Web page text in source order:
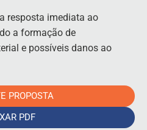
resposta imediata ao
a formação de
e possíveis danos ao
PROPOSTA
PDF